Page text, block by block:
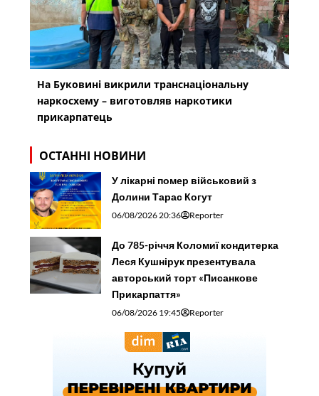
На Буковині викрили транснаціональну
наркосхему – виготовляв наркотики
прикарпатець
ОСТАННІ НОВИНИ
У лікарні помер військовий з
Долини Тарас Когут
06/08/2026 20:36 Reporter
До 785-річчя Коломиї кондитерка
Леся Кушнірук презентувала
авторський торт «Писанкове
Прикарпаття»
06/08/2026 19:45 Reporter